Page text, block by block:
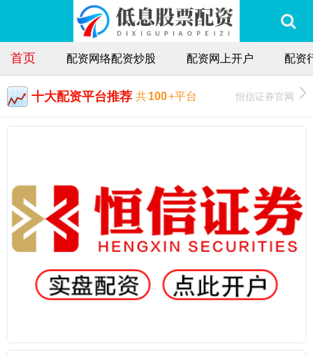
首页 配资网络配资炒股 配资网上开户 配资
十大配资平台推荐 共100+平台 恒信证券官网